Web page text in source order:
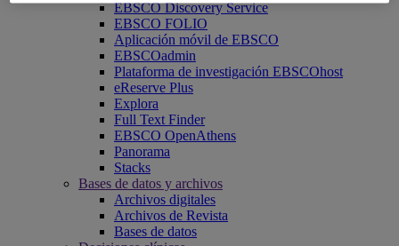
EBSCO Discovery Service
EBSCO FOLIO
Aplicación móvil de EBSCO
EBSCOadmin
Plataforma de investigación EBSCOhost
eReserve Plus
Explora
Full Text Finder
EBSCO OpenAthens
Panorama
Stacks
Bases de datos y archivos
Archivos digitales
Archivos de Revista
Bases de datos